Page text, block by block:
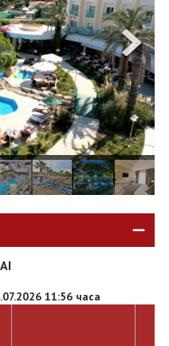
Запитване
11:56 часа